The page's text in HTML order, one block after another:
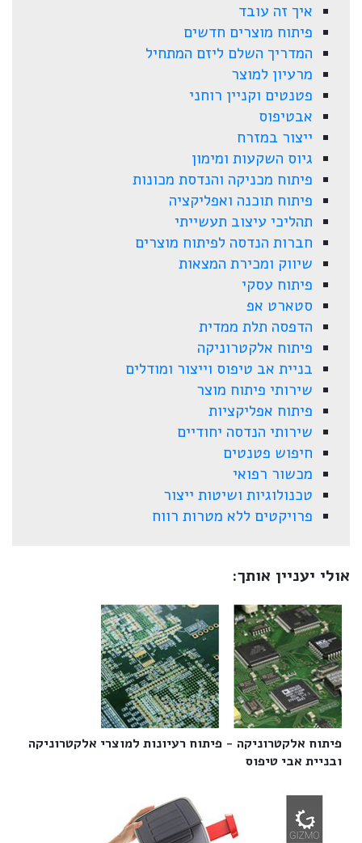
איך זה עובד
פיתוח מוצרים חדשים
המדריך השלם ליזם המתחיל
מרעיון למוצר
פטנטים וקניין רוחני
אבטיפוס
ייצור במזרח
גיוס השקעות ומימון
פיתוח מכניקה והנדסת מכונות
פיתוח תוכנה ואפליקציה
תהליכי עיצוב תעשייתי
חברות הנדסה לפיתוח מוצרים
שיווק ומכירת המצאות
פיתוח עסקי
סטארט אפ
הדפסה תלת ממדית
פיתוח אלקטרוניקה
בניית אב טיפוס וייצור ומודלים
שירותי פיתוח מוצר
פיתוח אפליקציות
שירותי הנדסה יחודיים
חיפוש פטנטים
מכשור רפואי
טכנולוגיות ושיטות ייצור
פרויקטים ללא מטרות רווח
אולי יעניין אותך:
פיתוח אלקטרוניקה - פיתוח רעיונות למוצרי אלקטרוניקה
ובניית אבי טיפוס‎